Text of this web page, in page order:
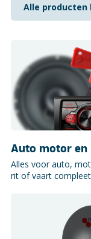
Alle producten
Auto motor en
Alles voor auto,
rit of vaart